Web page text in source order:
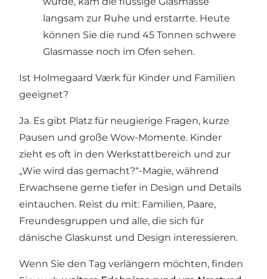
langsam zur Ruhe und erstarrte. Heute
können Sie die rund 45 Tonnen schwere
Glasmasse noch im Ofen sehen.
Ist Holmegaard Værk für Kinder und Familien
geeignet?
Ja. Es gibt Platz für neugierige Fragen, kurze
Pausen und große Wow-Momente. Kinder
zieht es oft in den Werkstattbereich und zur
„Wie wird das gemacht?“-Magie, während
Erwachsene gerne tiefer in Design und Details
eintauchen. Reist du mit: Familien, Paare,
Freundesgruppen und alle, die sich für
dänische Glaskunst und Design interessieren.
Wenn Sie den Tag verlängern möchten, finden